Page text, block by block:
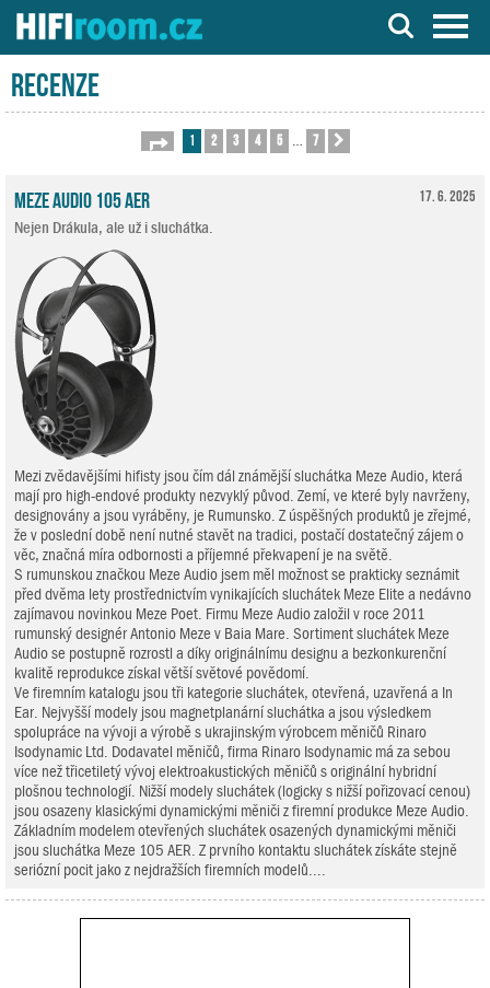
Server o Hi-Fi a AV technice
Recenze
Stránka 1z
1 2 3 4 5 7
17. 6. 2025
Meze Audio 105 AER
Nejen Drákula, ale už i sluchátka.
Mezi zvědavějšími hifisty jsou čím dál známější sluchátka Meze Audio, která
mají pro high-endové produkty nezvyklý původ. Zemí, ve které byly navrženy,
designovány a jsou vyráběny, je Rumunsko. Z úspěšných produktů je zřejmé,
že v poslední době není nutné stavět na tradici, postačí dostatečný zájem o
věc, značná míra odbornosti a příjemné překvapení je na světě.
S rumunskou značkou Meze Audio jsem měl možnost se prakticky seznámit
před dvěma lety prostřednictvím vynikajících sluchátek Meze Elite a nedávno
zajímavou novinkou Meze Poet. Firmu Meze Audio založil v roce 2011
rumunský designér Antonio Meze v Baia Mare. Sortiment sluchátek Meze
Audio se postupně rozrostl a díky originálnímu designu a bezkonkurenční
kvalitě reprodukce získal větší světové povědomí.
Ve firemním katalogu jsou tři kategorie sluchátek, otevřená, uzavřená a In
Ear. Nejvyšší modely jsou magnetplanární sluchátka a jsou výsledkem
spolupráce na vývoji a výrobě s ukrajinským výrobcem měničů Rinaro
Isodynamic Ltd. Dodavatel měničů, firma Rinaro Isodynamic má za sebou
více než třicetiletý vývoj elektroakustických měničů s originální hybridní
plošnou technologií. Nižší modely sluchátek (logicky s nižší pořizovací cenou)
jsou osazeny klasickými dynamickými měniči z firemní produkce Meze Audio.
Základním modelem otevřených sluchátek osazených dynamickými měniči
jsou sluchátka Meze 105 AER. Z prvního kontaktu sluchátek získáte stejně
seriózní pocit jako z nejdražších firemních modelů....